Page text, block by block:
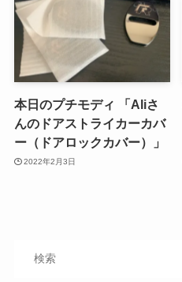
本日のプチモディ 「Aliさ
んのドアストライカーカバ
ー（ドアロックカバー）」
2022年2月3日